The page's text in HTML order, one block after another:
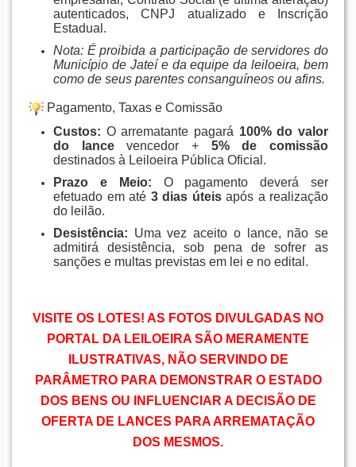
autenticados, CNPJ atualizado e Inscrição
Estadual .
Nota: É proibida a participação de servidores do
Município de Jateí e da equipe da leiloeira, bem
como de seus parentes consanguíneos ou afins.
Pagamento, Taxas e Comissão
Custos: O arrematante pagará 100% do valor
do lancevencedor + 5% de comissão
destinados à Leiloeira Pública Oficial .
Prazo e Meio: O pagamento deverá ser
efetuado em até 3 dias úteisapós a realização
do leilão.
Desistência: Uma vez aceito o lance, não se
admitirá desistência, sob pena de sofrer as
sanções e multas previstas em lei e no edital .
VISITE OS LOTES! AS FOTOS DIVULGADAS NO
PORTAL DA LEILOEIRA SÃO MERAMENTE
ILUSTRATIVAS, NÃO SERVINDO DE
PARÂMETRO PARA DEMONSTRAR O ESTADO
DOS BENS OU INFLUENCIAR A DECISÃO DE
OFERTA DE LANCES PARA ARREMATAÇÃO
DOS MESMOS.